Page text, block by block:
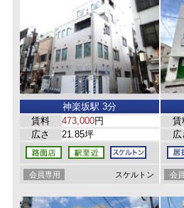
神楽坂駅 3分
賃料
473,000円
広さ
21.85坪
会員専用 スケルトン
賃
広
会